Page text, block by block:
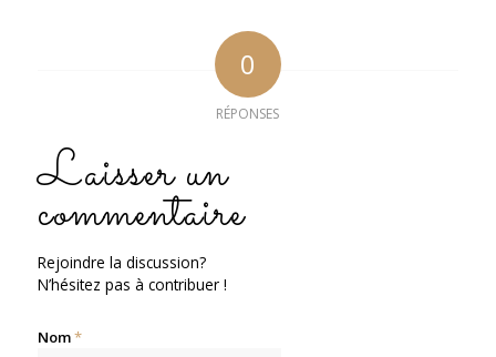
0
RÉPONSES
Laisser un
commentaire
Rejoindre la discussion?
N’hésitez pas à contribuer !
Nom*